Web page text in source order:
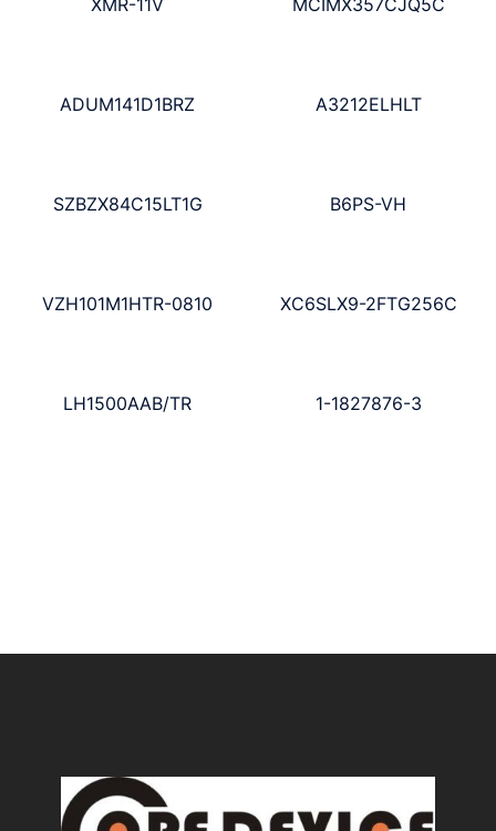
XMR-11V MCIMX357CJQ5C
ADUM141D1BRZ A3212ELHLT
SZBZX84C15LT1G B6PS-VH
VZH101M1HTR-0810 XC6SLX9-2FTG256C
LH1500AAB/TR 1-1827876-3